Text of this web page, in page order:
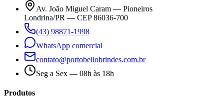
Av. João Miguel Caram — Pioneiros
Londrina/PR — CEP 86036-700
(43) 98871-1998
WhatsApp comercial
contato@portobellobrindes.com.br
Seg a Sex — 08h às 18h
Produtos